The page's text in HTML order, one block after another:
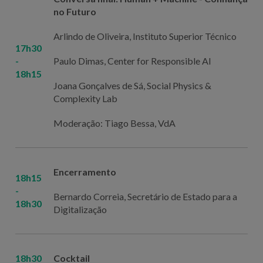
17h30
-
18h15
no Futuro
Arlindo de Oliveira, Instituto Superior Técnico
Paulo Dimas, Center for Responsible AI
Joana Gonçalves de Sá,Social Physics &
Complexity Lab
Moderação: Tiago Bessa, VdA
18h15
-
18h30
Encerramento
Bernardo Correia, Secretário de Estado para a
Digitalização
18h30 Cocktail